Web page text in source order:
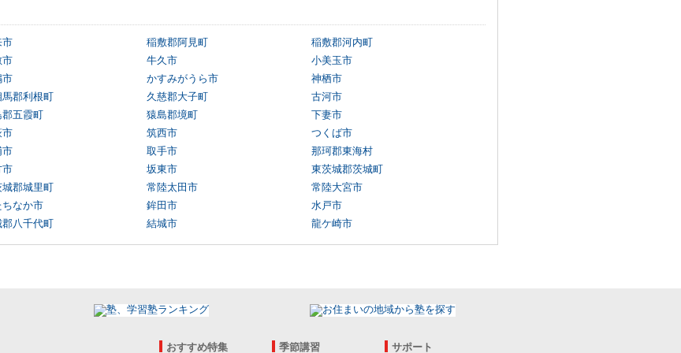
市 稲敷郡阿見町
稲敷郡河内町
市 牛久市
小美玉市
市 かすみがうら市
神栖市
馬郡利根町 久慈郡大子町
古河市
郡五霞町 猿島郡境町
下妻市
市 筑西市
つくば市
市 取手市
那珂郡東海村
市 坂東市
東茨城郡茨城町
城郡城里町 常陸太田市
常陸大宮市
ちなか市 鉾田市
水戸市
郡八千代町 結城市 龍ケ崎市
おすすめ特集 季節講習 サポート